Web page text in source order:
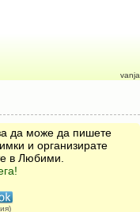
vanja
да може да пишете
и организирате
в Любими.